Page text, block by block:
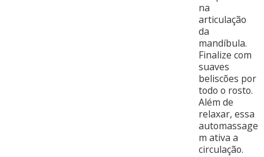
na
articulação
da
mandíbula.
Finalize com
suaves
beliscões por
todo o rosto.
Além de
relaxar, essa
automassage
m ativa a
circulação.